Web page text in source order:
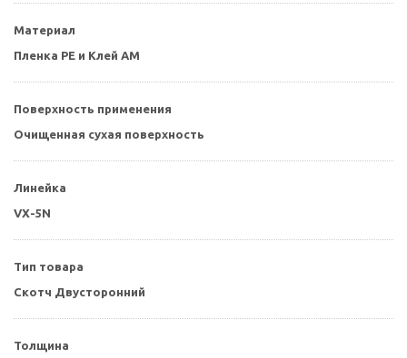
Материал
Пленка PE и Клей AM
Поверхность применения
Очищенная сухая поверхность
Линейка
VX-5N
Тип товара
Скотч Двусторонний
Толщина